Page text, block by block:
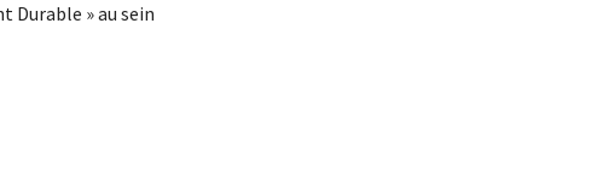
Durable » au sein